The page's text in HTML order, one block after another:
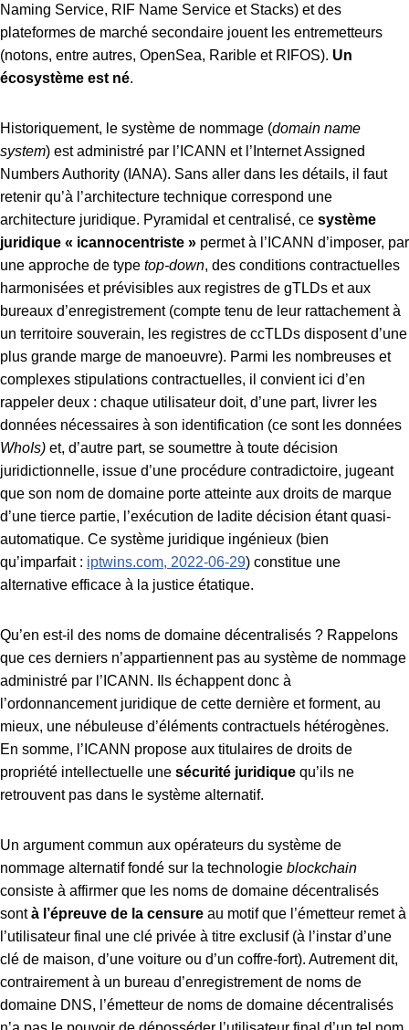
Naming Service, RIF Name Service et Stacks) et des
plateformes de marché secondaire jouent les entremetteurs
(notons, entre autres, OpenSea, Rarible et RIFOS). Un
écosystème est né.
Historiquement, le système de nommage (domain name
system) est administré par l’ICANN et l’Internet Assigned
Numbers Authority (IANA). Sans aller dans les détails, il faut
retenir qu’à l’architecture technique correspond une
architecture juridique. Pyramidal et centralisé, ce système
juridique « icannocentriste » permet à l’ICANN d’imposer, par
une approche de type top-down, des conditions contractuelles
harmonisées et prévisibles aux registres de gTLDs et aux
bureaux d’enregistrement (compte tenu de leur rattachement à
un territoire souverain, les registres de ccTLDs disposent d’une
plus grande marge de manoeuvre). Parmi les nombreuses et
complexes stipulations contractuelles, il convient ici d’en
rappeler deux : chaque utilisateur doit, d’une part, livrer les
données nécessaires à son identification (ce sont les données
WhoIs) et, d’autre part, se soumettre à toute décision
juridictionnelle, issue d’une procédure contradictoire, jugeant
que son nom de domaine porte atteinte aux droits de marque
d’une tierce partie, l’exécution de ladite décision étant quasi-
automatique. Ce système juridique ingénieux (bien
qu’imparfait : iptwins.com, 2022-06-29) constitue une
alternative efficace à la justice étatique.
Qu’en est-il des noms de domaine décentralisés ? Rappelons
que ces derniers n’appartiennent pas au système de nommage
administré par l’ICANN. Ils échappent donc à
l’ordonnancement juridique de cette dernière et forment, au
mieux, une nébuleuse d’éléments contractuels hétérogènes.
En somme, l’ICANN propose aux titulaires de droits de
propriété intellectuelle une sécurité juridique qu’ils ne
retrouvent pas dans le système alternatif.
Un argument commun aux opérateurs du système de
nommage alternatif fondé sur la technologie blockchain
consiste à affirmer que les noms de domaine décentralisés
sontà l’épreuve de la censure au motif que l’émetteur remet à
l’utilisateur final une clé privée à titre exclusif (à l’instar d’une
clé de maison, d’une voiture ou d’un coffre-fort). Autrement dit,
contrairement à un bureau d’enregistrement de noms de
domaine DNS, l’émetteur de noms de domaine décentralisés